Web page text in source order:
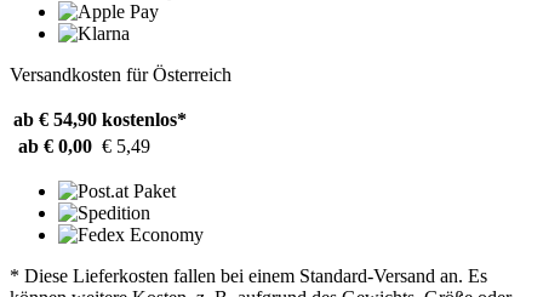
Versandkosten für Österreich
ab € 54,90 kostenlos*
ab € 0,00 € 5,49
* Diese Lieferkosten fallen bei einem Standard-Versand an. Es